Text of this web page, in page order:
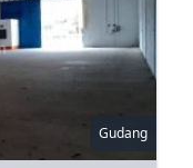
Gudang